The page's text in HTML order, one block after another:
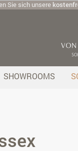
Sie sich unsere
SHOWROOMS